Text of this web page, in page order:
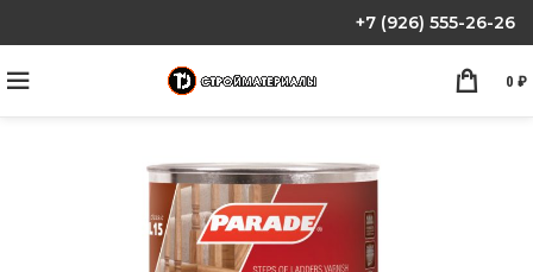
+7 (926) 555-26-26
0 ₽